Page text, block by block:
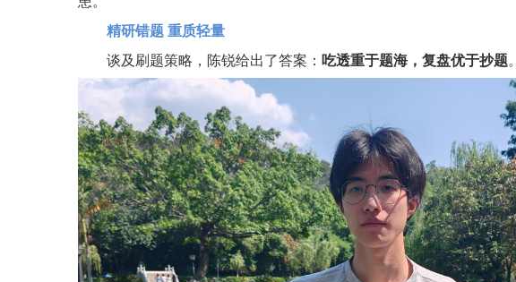
精研错题 重质轻量
谈及刷题策略，陈锐给出了答案： 吃透重于题海，复盘优于抄题。